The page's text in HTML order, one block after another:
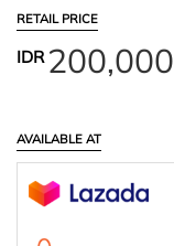
RETAIL PRICE
IDR200,000
AVAILABLE AT